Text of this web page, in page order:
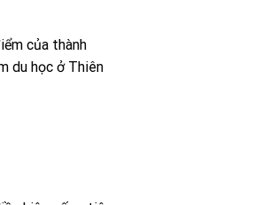
của thành
du học ở Thiên